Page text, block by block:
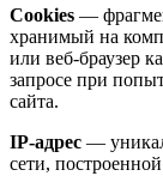
Cookies —
хранимый на
или веб-браузер
запросе при
сайта.
IP-адрес —
сети,